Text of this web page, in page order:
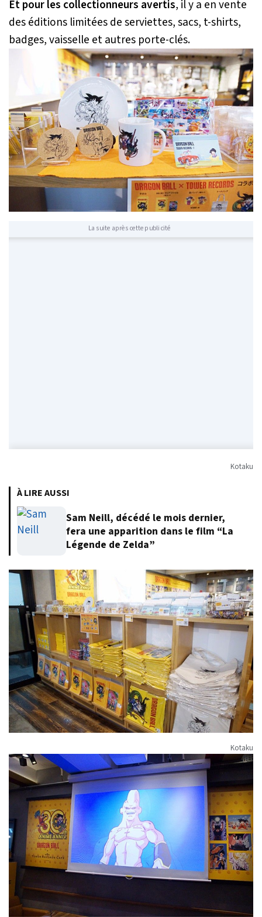
Et pour les collectionneurs avertis, il y a en vente
des éditions limitées de serviettes, sacs, t-shirts,
badges, vaisselle et autres porte-clés.
La suite après cette publicité
Kotaku
À LIRE AUSSI
Sam Neill, décédé le mois dernier,
fera une apparition dans le film “La
Légende de Zelda”
Kotaku